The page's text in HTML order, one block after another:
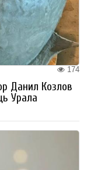
174
Данил Козлов
Урала